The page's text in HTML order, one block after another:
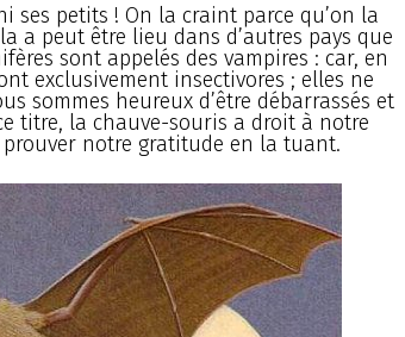
ses petits ! On la craint parce qu’on la
a peut être lieu dans d’autres pays que
sont appelés des vampires : car, en
exclusivement insectivores ; elles ne
sommes heureux d’être débarrassés et
titre, la chauve-souris a droit à notre
notre gratitude en la tuant.